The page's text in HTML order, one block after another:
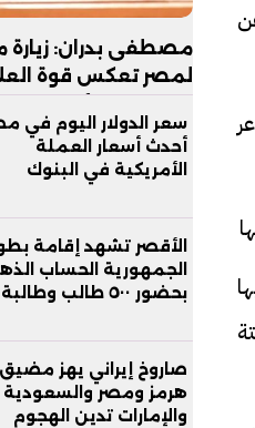
مصطفى بدران: زيارة
لمصر تعكس قوة
البلدين.. والأمن
لا يتجزأ من الأمن
سعر الدولار اليوم في
أحدث أسعار العملة
الأمريكية في البنوك
الأقصر تشهد إقامة
الجمهورية الحساب
بحضور ٥٠٠ طالب وطالبة
صاروخ إيراني يهز مضيق
هرمز ومصر والسعودية
والإمارات تدين الهجوم